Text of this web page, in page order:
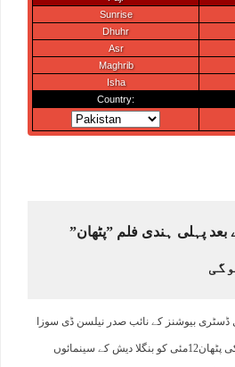
میں 1971کے بعد پہلی ہندی فلم ”پٹھان”
ڈسٹری بیوشنز کے نائب صدر نیلسن ڈی سوزا
نے اعلان کیا ہے کہ کنگ خان کی پٹھان12مئی کو بنگلا دیش کے سینمائوں